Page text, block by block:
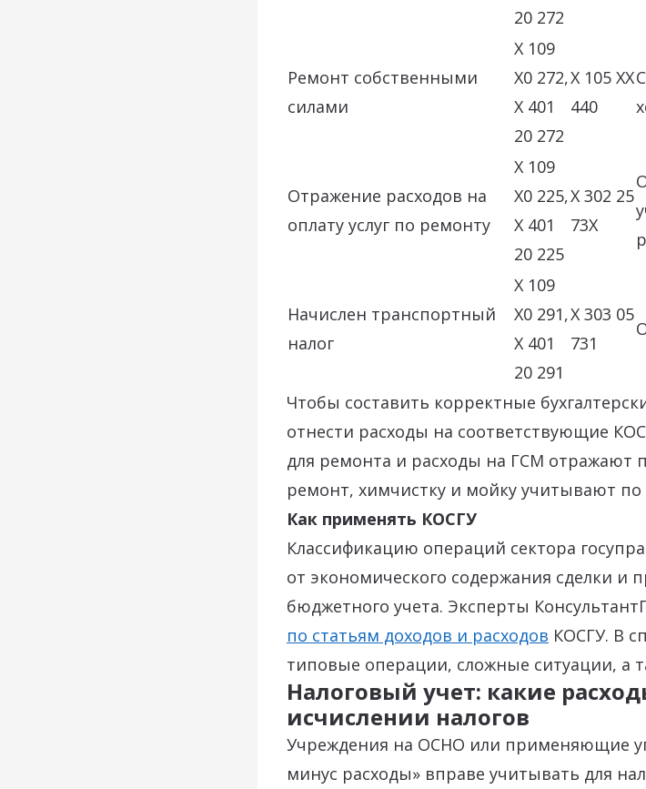
20 272
Ремонт собственными
силами
X 109
X0 272,
X 401
20 272
X 105 XX
440
Отражение расходов на
оплату услуг по ремонту
X 109
X0 225,
X 401
20 225
X 302 25
73X
Начислен транспортный
налог
X 109
Х0 291,
X 401
20 291
X 303 05
731
Чтобы составить корректные
отнести расходы на соответствующие
для ремонта и расходы на ГСМ отражают
ремонт, химчистку и мойку учитывают по
Как применять КОСГУ
Классификацию операций сектора
от экономического содержания сделки и
бюджетного учета. Эксперты
по статьям доходов и расходов КОСГУ. В
типовые операции, сложные ситуации, а
Налоговый учет: какие
исчислении налогов
Учреждения на ОСНО или применяющие
минус расходы» вправе учитывать для